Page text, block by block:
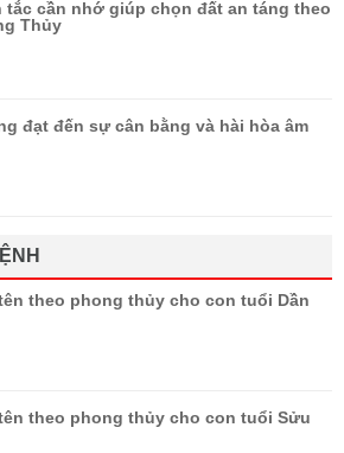
tắc cần nhớ giúp chọn đất an táng theo
Thủy
đạt đến sự cân bằng và hài hòa âm
theo phong thủy cho con tuổi Dần
theo phong thủy cho con tuổi Sửu